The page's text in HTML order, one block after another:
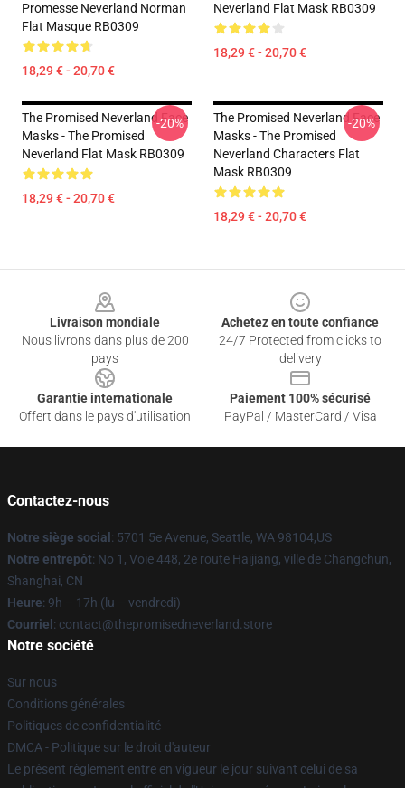
Promesse Neverland Norman
Flat Masque RB0309
18,29 € - 20,70 €
Neverland Flat Mask RB0309
18,29 € - 20,70 €
The Promised Neverland Face
Masks - The Promised
Neverland Flat Mask RB0309
18,29 € - 20,70 €
-20%
The Promised Neverland Face
Masks - The Promised
Neverland Characters Flat
Mask RB0309
18,29 € - 20,70 €
-20%
Livraison mondiale
Nous livrons dans plus de 200
pays
Achetez en toute confiance
24/7 Protected from clicks to
delivery
Garantie internationale
Offert dans le pays d'utilisation
Paiement 100% sécurisé
PayPal / MasterCard / Visa
Contactez-nous
Notre siège social : 5701 5e Avenue, Seattle, WA 98104,US
Notre entrepôt: No 1, Voie 448, 2e route Haijiang, ville de Changchun,
Shanghai, CN
Heure: 9h – 17h (lu – vendredi)
Courriel : contact@thepromisedneverland.store
Notre société
Sur nous
Conditions générales
Politiques de confidentialité
DMCA - Politique sur le droit d'auteur
Le présent règlement entre en vigueur le jour suivant celui de sa